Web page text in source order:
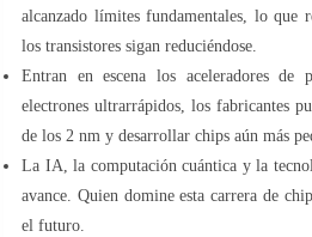
alcanzado límites fundamentales, lo que
los transistores sigan reduciéndose.
Entran en escena los aceleradores de
electrones ultrarrápidos, los fabricantes
de los 2 nm y desarrollar chips aún más
La IA, la computación cuántica y la
avance. Quien domine esta carrera de
el futuro.